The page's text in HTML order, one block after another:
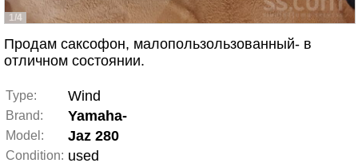
1/4
Продам саксофон, малопользользованный- в
отличном состоянии.
Type: Wind
Brand: Yamaha-
Model: Jaz 280
Condition: used